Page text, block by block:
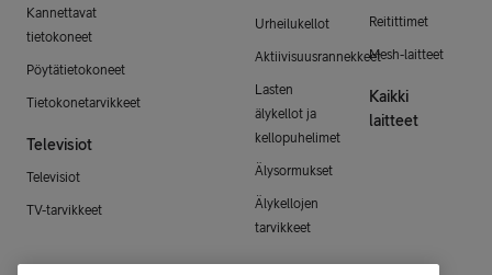
Kannettavat
tietokoneet
Pöytätietokoneet
Tietokonetarvikkeet
Televisiot
Televisiot
TV-tarvikkeet
Urheilukellot
Aktiivisuusrannekkeet
Lasten
älykellot ja
kellopuhelimet
Älysormukset
Älykellojen
tarvikkeet
Reitittimet
Mesh-laitteet
Kaikki
laitteet